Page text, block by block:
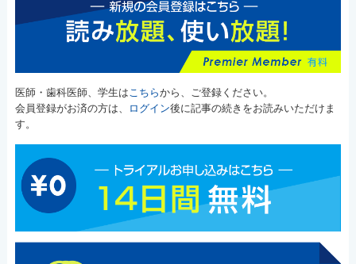
医師・歯科医師、学生はこちらから、ご登録ください。
会員登録がお済の方は、
ログイン後に記事の続きをお読みいただけま
す。